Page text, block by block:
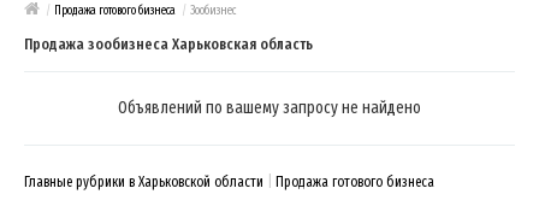
/ Продажа готового бизнеса / Зообизнес
Продажа зообизнеса Харьковская область
Объявлений по вашему запросу не найдено
Главные рубрики в Харьковской области Продажа готового бизнеса